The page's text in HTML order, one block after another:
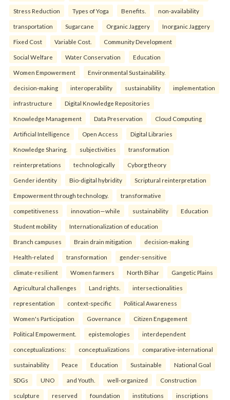
Stress Reduction Types of Yoga Benefits. non-availability
transportation Sugarcane Organic Jaggery Inorganic Jaggery
Fixed Cost Variable Cost. Community Development
Social Welfare Water Conservation Education
Women Empowerment Environmental Sustainability.
decision-making interoperability sustainability implementation
infrastructure Digital Knowledge Repositories
Knowledge Management Data Preservation Cloud Computing
Artificial Intelligence Open Access Digital Libraries
Knowledge Sharing. subjectivities transformation
reinterpreta⁠tions tec⁠hnologically Cyborg theory
Gender identity Bio-digital hybridity Scriptural reinterpretation
Empowerment through technology. transformative
competitiveness innovation—while sustainability Education
Student mobility Internationalization of education
Branch campuses Brain drain mitigation decision-making
Health-related transformation gender-sensitive
climate-resilient Women farmers North Bihar Gangetic Plains
Agricultural challenges Land rights. intersectionalities
representation context-specific Political Awareness
Women's Participation Governance Citizen Engagement
Political Empowerment. epistemologies interdependent
conceptualizations: conceptualizations comparative-international
sustainability Peace Education Sustainable National Goal
SDGs UNO and Youth. well-organized Construction
sculpture reserved foundation institutions inscriptions